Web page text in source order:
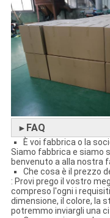
► FAQ
È voi fabbrica o la
Siamo fabbrica e siamo
benvenuto a alla nostra
Che cosa è il prezzo
: Provi prego il vostro
compreso l'ogni i
dimensione, il colore, la
potremmo inviargli una